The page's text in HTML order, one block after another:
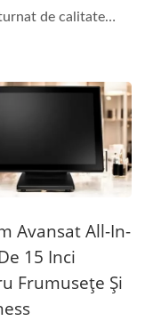
de calitate
Avansat All-In-
15 Inci
Frumusețe Și